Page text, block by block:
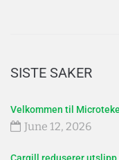
SISTE SAKER
Velkommen til
June 12, 2026